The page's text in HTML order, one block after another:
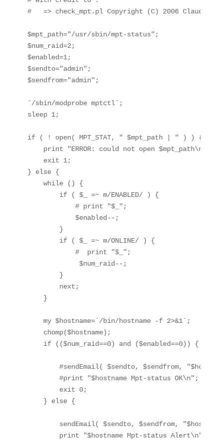
#   => check_mpt.pl Copyright (C) 2006 Claudio
$mpt_path="/usr/sbin/mpt-status";
$num_raid=2;
$enabled=1;
$sendto="admin";
$sendfrom="admin";
`/sbin/modprobe mptctl`;
sleep 1;
if ( ! open( MPT_STAT, " $mpt_path | " ) ) {
    print "ERROR: could not open $mpt_path\n";
    exit 1;
} else {
    while (
) {
        if ( $_ =~ m/ENABLED/ ) {
            # print "$_";
            $enabled--;
        }
        if ( $_ =~ m/ONLINE/ ) {
            #  print "$_";
             $num_raid--;
        }
        next;
    }
    my $hostname=`/bin/hostname -f 2>&1`;
    chomp($hostname);
    if (($num_raid==0) and ($enabled==0)) {
#sendEmail( $sendto, $sendfrom,
        #print "$hostname Mpt-status OK\n";
        exit 0;
    } else {
sendEmail( $sendto, $sendfrom,
        print "$hostname Mpt-status Alert\n";